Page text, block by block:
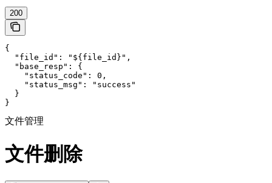
200
{
  "file_id": "${file_id}",
  "base_resp": {
    "status_code": 0,
    "status_msg": "success"
  }
}
文件管理
文件删除